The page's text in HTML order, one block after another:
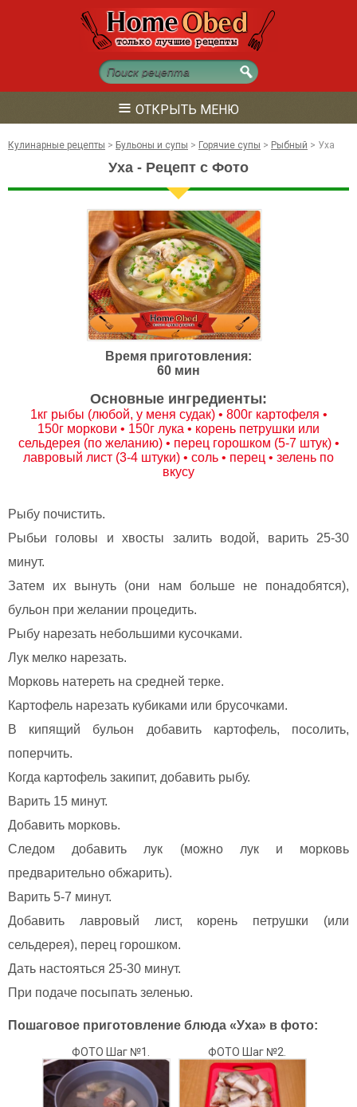
≡ ОТКРЫТЬ МЕНЮ
Кулинарные рецепты > Бульоны и супы > Горячие супы > Рыбный > Уха
Уха - Рецепт с Фото
Время приготовления:
60 мин
Основные ингредиенты:
1кг рыбы (любой, у меня судак) • 800г картофеля •
150г моркови • 150г лука • корень петрушки или
сельдерея (по желанию) • перец горошком (5-7 штук) •
лавровый лист (3-4 штуки) • соль • перец • зелень по
вкусу
Рыбу почистить.
Рыбьи головы и хвосты залить водой, варить 25-30
минут.
Затем их вынуть (они нам больше не понадобятся),
бульон при желании процедить.
Рыбу нарезать небольшими кусочками.
Лук мелко нарезать.
Морковь натереть на средней терке.
Картофель нарезать кубиками или брусочками.
В кипящий бульон добавить картофель, посолить,
поперчить.
Когда картофель закипит, добавить рыбу.
Варить 15 минут.
Добавить морковь.
Следом добавить лук (можно лук и морковь
предварительно обжарить).
Варить 5-7 минут.
Добавить лавровый лист, корень петрушки (или
сельдерея), перец горошком.
Дать настояться 25-30 минут.
При подаче посыпать зеленью.
Пошаговое приготовление блюда «Уха» в фото:
ФОТО Шаг №1. ФОТО Шаг №2.